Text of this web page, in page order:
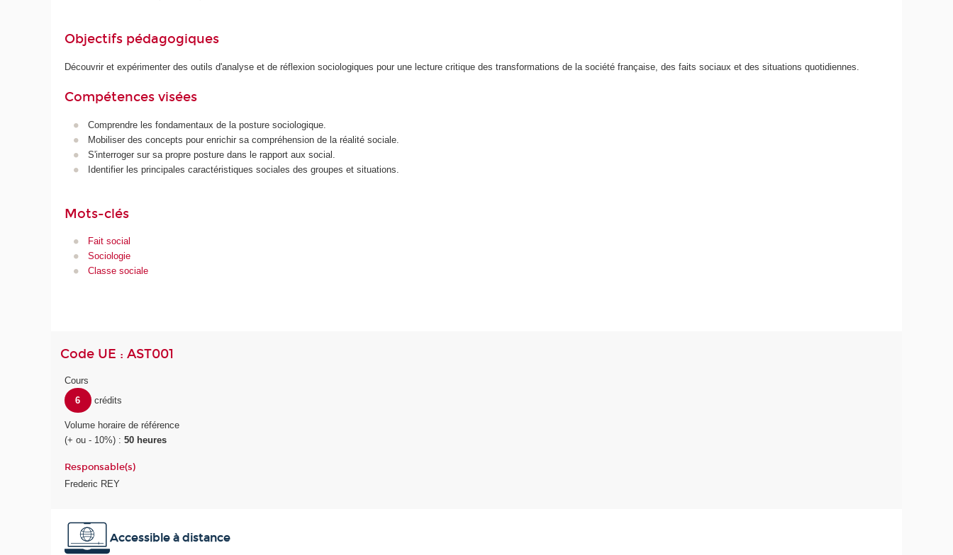
Objectifs pédagogiques
Découvrir et expérimenter des outils d'analyse et de réflexion sociologiques pour une lecture critique des transformations de la société française, des faits sociaux et des situations quotidiennes.
Compétences visées
Comprendre les fondamentaux de la posture sociologique.
Mobiliser des concepts pour enrichir sa compréhension de la réalité sociale.
S'interroger sur sa propre posture dans le rapport aux social.
Identifier les principales caractéristiques sociales des groupes et situations.
Mots-clés
Fait social
Sociologie
Classe sociale
Code UE : AST001
Cours
6
crédits
Volume horaire de référence
(+ ou - 10%) :50 heures
Responsable(s)
Frederic REY
Accessible à distance